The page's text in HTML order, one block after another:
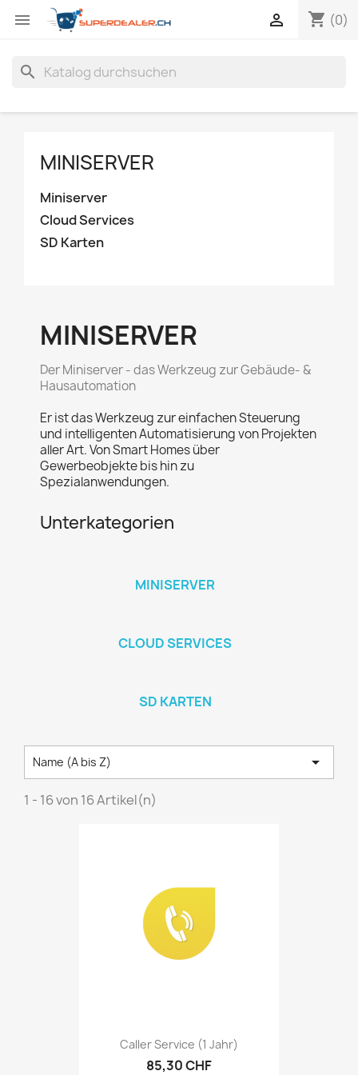
 shopping_cart (0)

search
MINISERVER
Miniserver
Cloud Services
SD Karten
MINISERVER
Der Miniserver - das Werkzeug zur Gebäude- &
Hausautomation
Er ist das Werkzeug zur einfachen Steuerung
und intelligenten Automatisierung von Projekten
aller Art. Von Smart Homes über
Gewerbeobjekte bis hin zu
Spezialanwendungen.
Unterkategorien
MINISERVER
CLOUD SERVICES
SD KARTEN
Name (A bis Z) 
1 - 16 von 16 Artikel(n)
Caller Service (1 Jahr)
85,30 CHF